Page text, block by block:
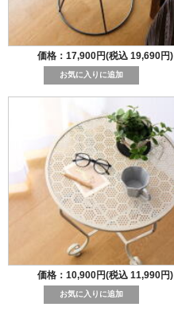
価格：17,900円(税込 19,690円)
価格：10,900円(税込 11,990円)